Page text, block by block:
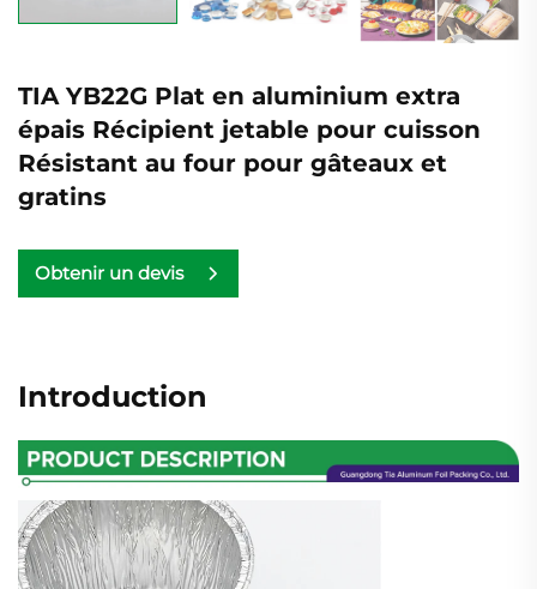
TIA YB22G Plat en aluminium extra
épais Récipient jetable pour cuisson
Résistant au four pour gâteaux et
gratins
Obtenir un devis
Introduction